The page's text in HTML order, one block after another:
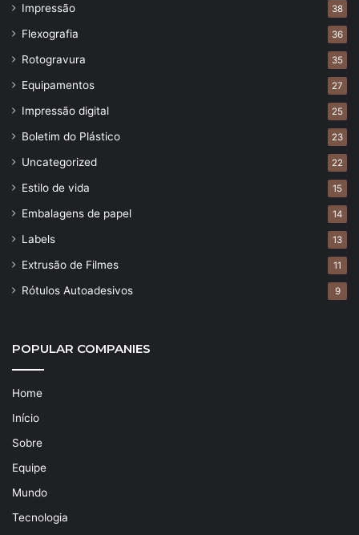
Impressão 38
Flexografia 36
Rotogravura 35
Equipamentos 27
Impressão digital 25
Boletim do Plástico 23
Uncategorized 22
Estilo de vida 15
Embalagens de papel 14
Labels 13
Extrusão de Filmes 11
Rótulos Autoadesivos 9
POPULAR COMPANIES
Home
Início
Sobre
Equipe
Mundo
Tecnologia